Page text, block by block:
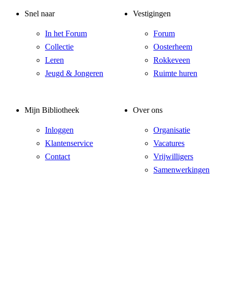
Snel naar
In het Forum
Collectie
Leren
Jeugd & Jongeren
Vestigingen
Forum
Oosterheem
Rokkeveen
Ruimte huren
Mijn Bibliotheek
Inloggen
Klantenservice
Contact
Over ons
Organisatie
Vacatures
Vrijwilligers
Samenwerkingen